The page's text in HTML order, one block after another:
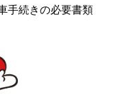
手続きの必要書類